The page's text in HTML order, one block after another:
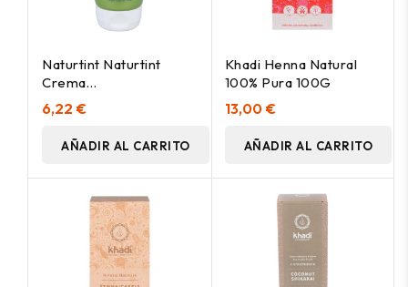
Naturtint Naturtint
Crema
Acondicionadora Bio
150Ml
6,22 €
AÑADIR AL CARRITO
Khadi Henna Natural
100% Pura 100G
13,00 €
AÑADIR AL CARRITO